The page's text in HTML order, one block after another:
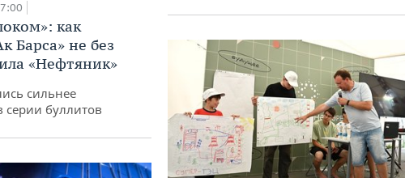
как
Барса» не без
«Нефтяник»
сильнее
серии буллитов